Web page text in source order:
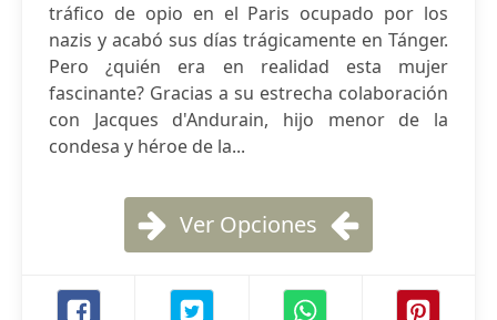
tráfico de opio en el Paris ocupado por los
nazis y acabó sus días trágicamente en Tánger.
Pero ¿quién era en realidad esta mujer
fascinante? Gracias a su estrecha colaboración
con Jacques d'Andurain, hijo menor de la
condesa y héroe de la...
Ver Opciones